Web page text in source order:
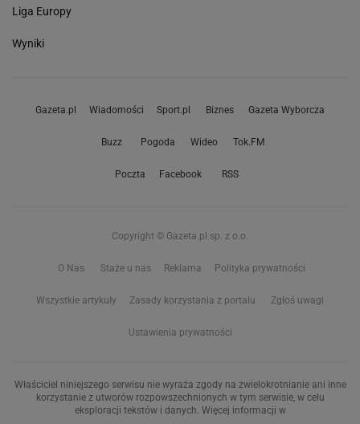
Liga Europy
Wyniki
Gazeta.pl Wiadomości Sport.pl Biznes Gazeta Wyborcza
Buzz Pogoda Wideo Tok.FM
Poczta Facebook RSS
Copyright © Gazeta.pl sp. z o.o.
O Nas Staże u nas Reklama Polityka prywatności
Wszystkie artykuły Zasady korzystania z portalu Zgłoś uwagi
Ustawienia prywatności
Właściciel niniejszego serwisu nie wyraża zgody na zwielokrotnianie ani inne
korzystanie z utworów rozpowszechnionych w tym serwisie, w celu
eksploracji tekstów i danych. Więcej informacji w